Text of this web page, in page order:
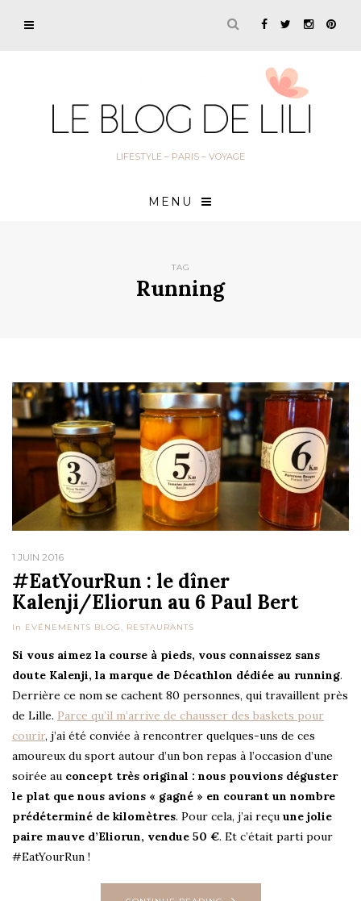
LIFESTYLE – PARIS – VOYAGE
MENU
TAG
Running
1 JUIN 2016
#EatYourRun : le dîner
Kalenji/Eliorun au 6 Paul Bert
In EVÉNEMENTS BLOG, RESTAURANTS
Si vous aimez la course à pieds, vous connaissez sans
doute Kalenji, la marque de Décathlon dédiée au running.
Derrière ce nom se cachent 80 personnes, qui travaillent près
de Lille. Parce qu’il m’arrive de chausser des baskets pour
courir, j’ai été conviée à rencontrer quelques-uns de ces
amoureux du sport autour d’un bon repas à l’occasion d’une
soirée au concept très original : nous pouvions déguster
le plat que nous avions « gagné » en courant un nombre
prédéterminé de kilomètres. Pour cela, j’ai reçu une jolie
paire mauve d’Eliorun, vendue 50 €. Et c’était parti pour
#EatYourRun !